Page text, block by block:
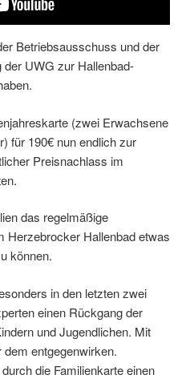
Betriebsausschuss und der
UWG zur Hallenbad-
(zwei Erwachsene
für 190€ nun endlich zur
Preisnachlass im
das regelmäßige
Herzebrocker Hallenbad etwas
können.
in den letzten zwei
einen Rückgang der
und Jugendlichen. Mit
entgegenwirken.
die Familienkarte einen